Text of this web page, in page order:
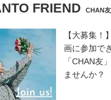
FRIEND CHAN
【大募集！
画に参加で
「CHAN友
ませんか？